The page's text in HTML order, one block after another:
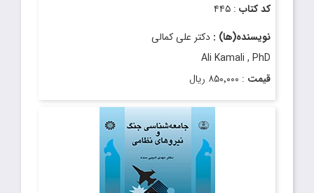
کد کتاب : ۴۴۵
نویسنده(ها) : دکتر علی کمالی
Ali Kamali , PhD
قیمت : ۸۵۰٬۰۰۰ ریال
: مرداد ۱۴۰۰